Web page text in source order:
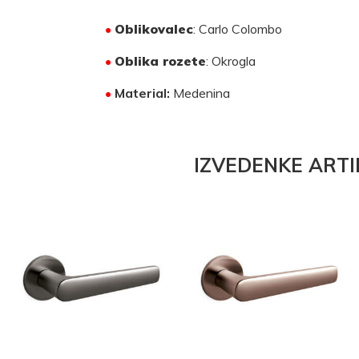
• Oblikovalec: Carlo Colombo
• Oblika rozete: Okrogla
• Material: Medenina
IZVEDENKE